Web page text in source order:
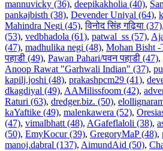
mannuvicky (36), deepikakholia (40),
pankajbisth (38), Devender Uniyal (64),
Mahindra Negi (45),विनोद सिंह गढ़िया (37),
(53), vedbhadola (61), patwal_ss (57),
(47), madhulika negi (48), Mohan Bisht -
पहाडी (49), Pawan Pahari/पवन पहाडी (47),
Anoop Rawat "Garhwali Indian" (37),
kapilj.joshi (48), prakashpcm29 (41),
dkagdiyal (49), AAMilissfoom (42),
Raturi (63), dredger.biz. (50),
kaYaftike (49), malenkawera (52),
(47), vimalbhatt (48), AGafeflaloli (38),
(50), EmyKocur (39), GregoryMaP (48),
manoj.dabral (137), AimundAid (50),